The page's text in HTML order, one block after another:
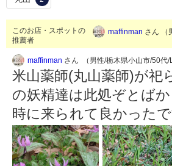
このお店・スポットの
推薦者
maffinman さん （
maffinman さん （男性/栃木県小山市/50代/
米山薬師(丸山薬師)が祀
の妖精達は此処ぞとば
時に来られて良かったで